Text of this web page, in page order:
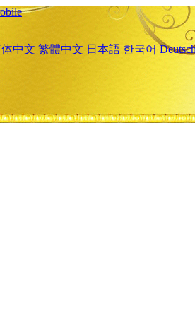
中文 繁體中文 日本語 한국어